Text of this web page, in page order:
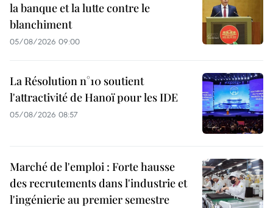
la banque et la lutte contre le
blanchiment
05/08/2026 09:00
La Résolution n°10 soutient
l'attractivité de Hanoï pour les IDE
05/08/2026 08:57
Marché de l'emploi : Forte hausse
des recrutements dans l'industrie et
l'ingénierie au premier semestre